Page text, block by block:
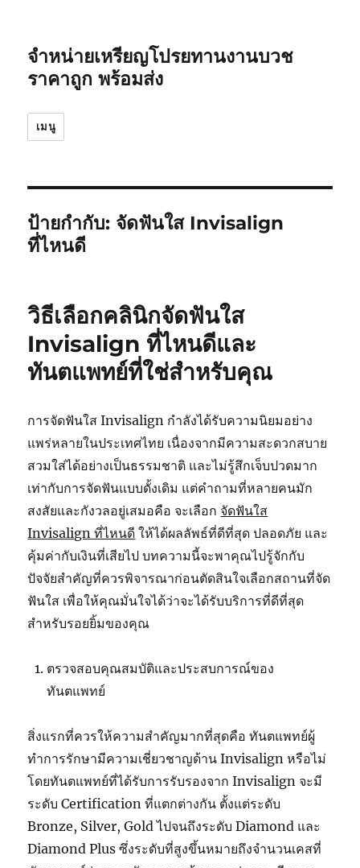
จำหน่ายเหรียญโปรยทานงานบวช
ราคาถูก พร้อมส่ง
เมนู
ป้ายกำกับ: จัดฟันใส Invisalign
ที่ไหนดี
วิธีเลือกคลินิกจัดฟันใส
Invisalign ที่ไหนดีและ
ทันตแพทย์ที่ใช่สำหรับคุณ
การจัดฟันใส Invisalign กำลังได้รับความนิยมอย่าง
แพร่หลายในประเทศไทย เนื่องจากมีความสะดวกสบาย
สวมใส่ได้อย่างเป็นธรรมชาติ และไม่รู้สึกเจ็บปวดมาก
เท่ากับการจัดฟันแบบดั้งเดิม แต่คำถามที่หลายคนมัก
สงสัยและกังวลอยู่เสมอคือ จะเลือก จัดฟันใส
Invisalign ที่ไหนดี ให้ได้ผลลัพธ์ที่ดีที่สุด ปลอดภัย และ
คุ้มค่ากับเงินที่เสียไป บทความนี้จะพาคุณไปรู้จักกับ
ปัจจัยสำคัญที่ควรพิจารณาก่อนตัดสินใจเลือกสถานที่จัด
ฟันใส เพื่อให้คุณมั่นใจได้ว่าจะได้รับบริการที่ดีที่สุด
สำหรับรอยยิ้มของคุณ
ตรวจสอบคุณสมบัติและประสบการณ์ของ
ทันตแพทย์
สิ่งแรกที่ควรให้ความสำคัญมากที่สุดคือ ทันตแพทย์ผู้
ทำการรักษามีความเชี่ยวชาญด้าน Invisalign หรือไม่
โดยทันตแพทย์ที่ได้รับการรับรองจาก Invisalign จะมี
ระดับ Certification ที่แตกต่างกัน ตั้งแต่ระดับ
Bronze, Silver, Gold ไปจนถึงระดับ Diamond และ
Diamond Plus ซึ่งระดับที่สูงขึ้นหมายถึงจำนวนเคสที่